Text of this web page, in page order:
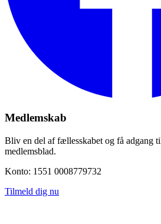
Medlemskab
Bliv en del af fællesskabet og få adgang
medlemsblad.
Konto: 1551 0008779732
Tilmeld dig nu